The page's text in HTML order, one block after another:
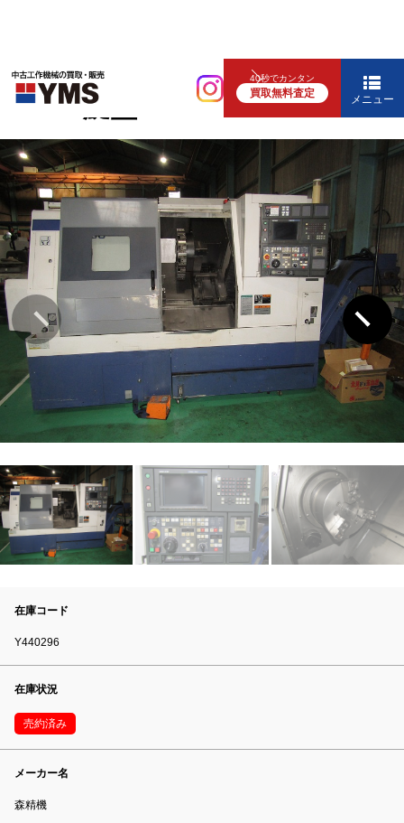
40秒でカンタン
買取無料査定 メニュー
NC旋盤
12″NC旋盤
在庫コード
Y440296
在庫状況
売約済み
メーカー名
森精機